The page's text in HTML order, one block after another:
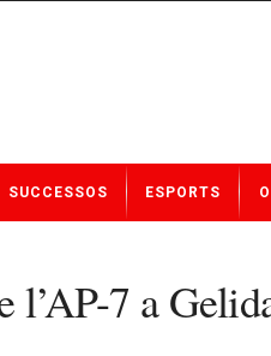
SUCCESSOS ESPORTS
l’AP-7 a